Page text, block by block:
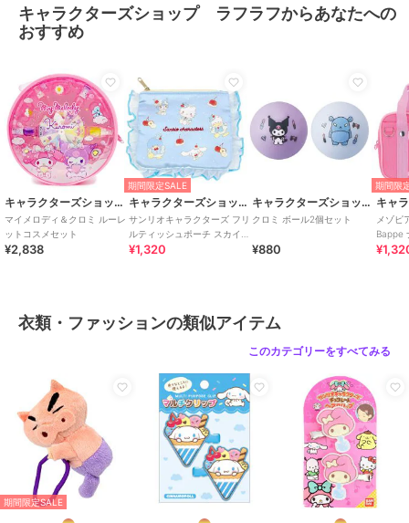
性別タイプ
レディース
／
すべての衣類・ファッション
衣類・ファッション
カラー ＊＊
サイズ ★★
キャラクターズショップ ラフラフからあなたへの
おすすめ
キャラクターズショップ ラフラフ
マイメロディ＆クロミ ルーレ
ットコスメセット
¥2,838
期間限定SALE
キャラクターズショップ ラフラフ
サンリオキャラクターズ フリ
ルティッシュポーチ スカイブ
ルーチェリーケーキ
¥1,320
キャラクターズショップ ラフラフ
クロミ ボール2個セット
¥880
期間限
メゾピ
Bappe
After
衣類・ファッションの類似アイテム
このカテゴリーをすべてみる
期間限定SALE